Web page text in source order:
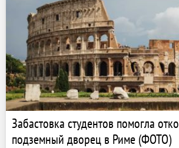
Забастовка студентов помогла
подземный дворец в Риме (ФОТО)